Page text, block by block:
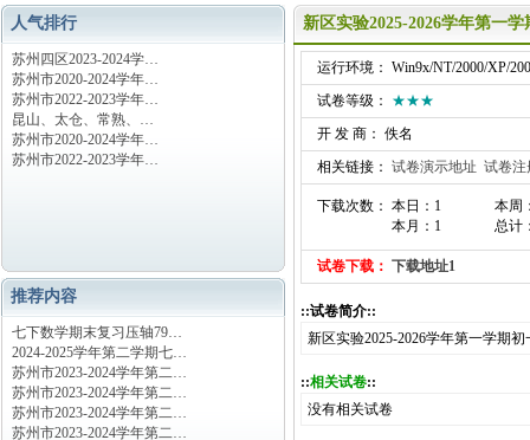
人气排行
苏州四区2023-2024学…
苏州市2020-2024学年…
苏州市2022-2023学年…
昆山、太仓、常熟、…
苏州市2020-2024学年…
苏州市2022-2023学年…
推荐内容
七下数学期末复习压轴79…
2024-2025学年第二学期七…
苏州市2023-2024学年第二…
苏州市2023-2024学年第二…
苏州市2023-2024学年第二…
苏州市2023-2024学年第二…
新区实验2025-2026学年第一
运行环境： Win9x/NT/2000/XP/
试卷等级： ★★★
开 发 商： 佚名
相关链接： 试卷演示地址 试卷注
下载次数： 本日：1
本月：1
本周
总计
试卷下载： 下载地址1
::试卷简介::
新区实验2025-2026学年第一学期
::相关试卷::
没有相关试卷